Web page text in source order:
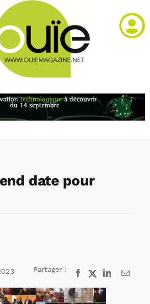
date pour
Partager : Facebook
X LinkedInEmail